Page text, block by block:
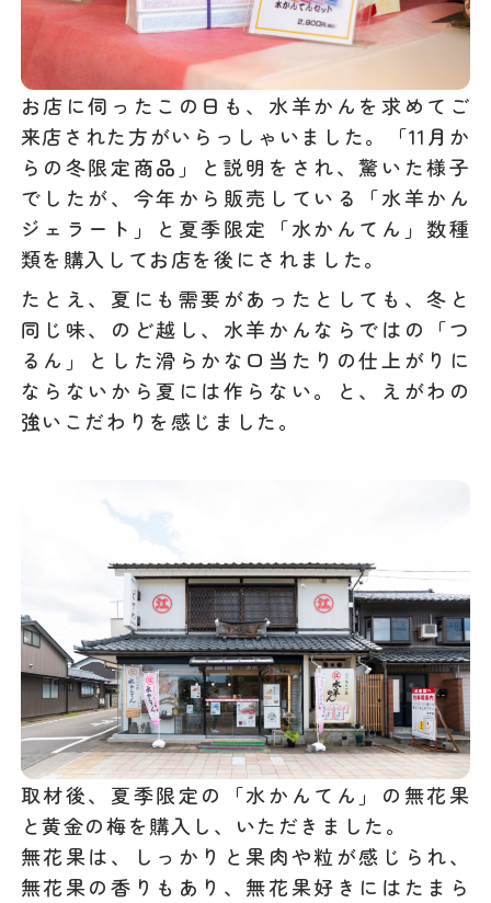
お店に伺ったこの日も、水羊かんを求めてご
来店された方がいらっしゃいました。「11月か
らの冬限定商品」と説明をされ、驚いた様子
でしたが、今年から販売している「水羊かん
ジェラート」と夏季限定「水かんてん」数種
類を購入してお店を後にされました。
たとえ、夏にも需要があったとしても、冬と
同じ味、のど越し、水羊かんならではの「つ
るん」とした滑らかな口当たりの仕上がりに
ならないから夏には作らない。と、えがわの
強いこだわりを感じました。
取材後、夏季限定の「水かんてん」の無花果
と黄金の梅を購入し、いただきました。
無花果は、しっかりと果肉や粒が感じられ、
無花果の香りもあり、無花果好きにはたまら